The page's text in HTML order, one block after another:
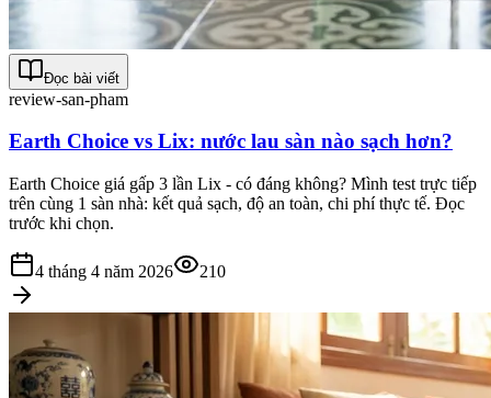
Đọc bài viết
review-san-pham
Earth Choice vs Lix: nước lau sàn nào sạch hơn?
Earth Choice giá gấp 3 lần Lix - có đáng không? Mình test trực tiếp
trên cùng 1 sàn nhà: kết quả sạch, độ an toàn, chi phí thực tế. Đọc
trước khi chọn.
4 tháng 4 năm 2026 210